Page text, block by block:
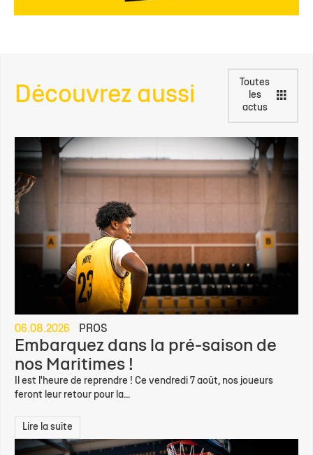
Découvrez aussi
Toutes
les
actus
06.08.2026 PROS
Embarquez dans la pré-saison de
nos Maritimes !
Il est l'heure de reprendre ! Ce vendredi 7 août, nos joueurs
feront leur retour pour la...
Lire la suite